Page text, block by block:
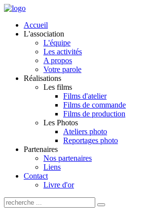
Accueil
L'association
L'équipe
Les activités
A propos
Votre parole
Réalisations
Les films
Films d'atelier
Films de commande
Films de production
Les Photos
Ateliers photo
Reportages photo
Partenaires
Nos partenaires
Liens
Contact
Livre d'or